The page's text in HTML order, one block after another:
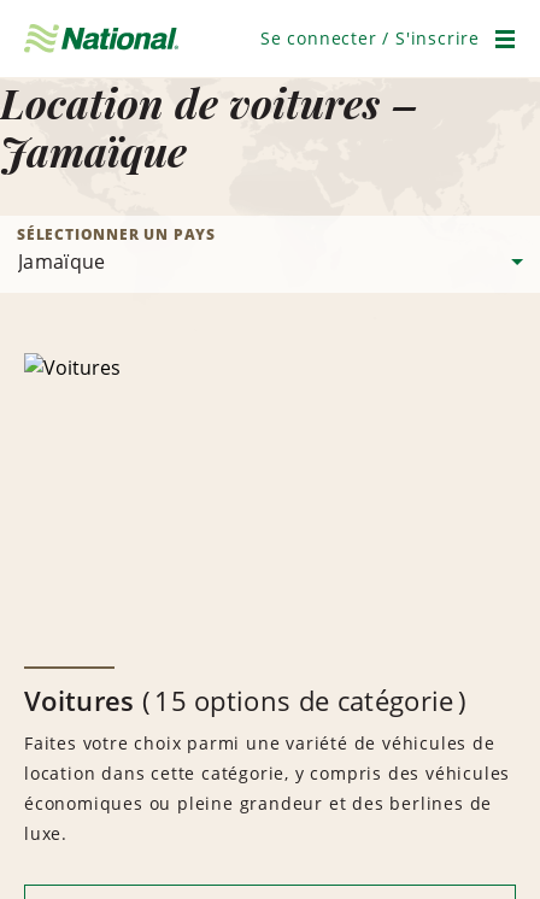
navigation
Se connecter / S'inscrire
Location de voitures –
Jamaïque
SÉLECTIONNER UN PAYS
Voitures 15 options de catégorie
Faites votre choix parmi une variété de véhicules de
location dans cette catégorie, y compris des véhicules
économiques ou pleine grandeur et des berlines de
luxe.